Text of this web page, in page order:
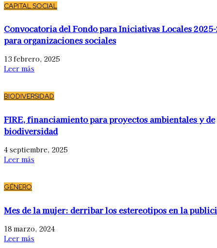
CAPITAL SOCIAL
Convocatoria del Fondo para Iniciativas Locales
para organizaciones sociales
13 febrero, 2025
Leer más
BIODIVERSIDAD
FIRE, financiamiento para proyectos ambientales y de
biodiversidad
4 septiembre, 2025
Leer más
GÉNERO
Mes de la mujer: derribar los estereotipos en la
18 marzo, 2024
Leer más